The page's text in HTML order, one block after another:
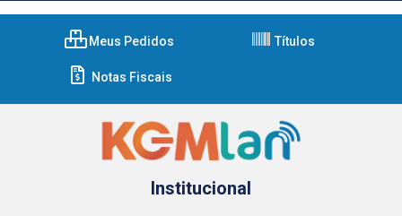
Meus Pedidos Títulos
Notas Fiscais
Institucional